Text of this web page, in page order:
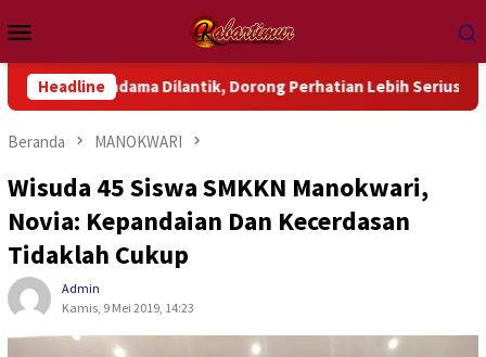
ke
kontenMobile
HeadlineDilantik, Dorong Perhatian Lebih Serius Terhadap Isu
Beranda MANOKWARI
Wisuda 45 Siswa SMKKN Manokwari,
Novia: Kepandaian Dan Kecerdasan
Tidaklah Cukup
Admin
Kamis, 9 Mei 2019, 14:23